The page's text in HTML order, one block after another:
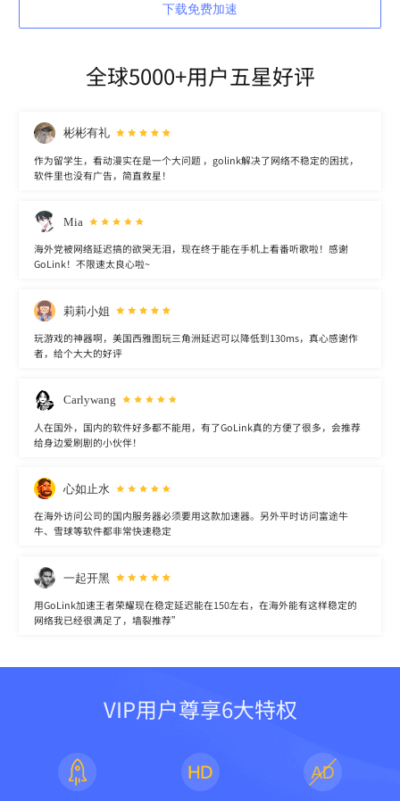
下载免费加速
全球5000+用户五星好评
彬彬有礼
作为留学生，看动漫实在是一个大问题 ，golink解决了网络不稳定的困扰，
软件里也没有广告，简直救星！
Mia
海外党被网络延迟搞的欲哭无泪，现在终于能在手机上看番听歌啦！感谢
GoLink！不限速太良心啦~
莉莉小姐
玩游戏的神器啊，美国西雅图玩三角洲延迟可以降低到130ms，真心感谢作
者，给个大大的好评
Carlywang
人在国外，国内的软件好多都不能用，有了GoLink真的方便了很多，会推荐
给身边爱刷剧的小伙伴！
心如止水
在海外访问公司的国内服务器必须要用这款加速器。另外平时访问富途牛
牛、雪球等软件都非常快速稳定
一起开黑
用GoLink加速王者荣耀现在稳定延迟能在150左右，在海外能有这样稳定的
网络我已经很满足了，墙裂推荐”
VIP用户尊享6大特权